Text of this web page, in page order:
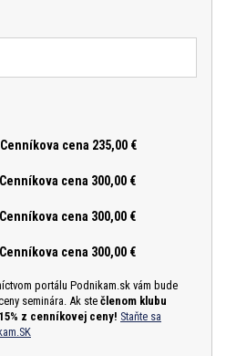
cena 235,00 €
cena 300,00 €
cena 300,00 €
cena 300,00 €
portálu Podnikam.sk vám bude
seminára. Ak ste členom klubu
z cenníkovej ceny! Staňte sa